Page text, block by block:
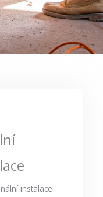
instalace